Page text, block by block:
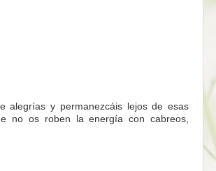
alegrías y permanezcáis lejos de esas
no os roben la energía con cabreos,